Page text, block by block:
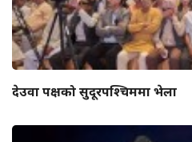
देउवा पक्षको सुदूरपश्चिममा भेला